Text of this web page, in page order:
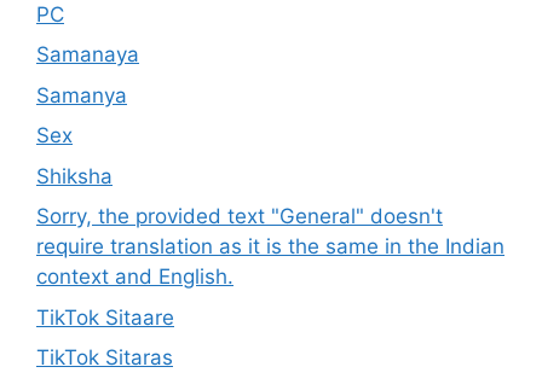
PC
Samanaya
Samanya
Sex
Shiksha
Sorry, the provided text "General" doesn't
require translation as it is the same in the Indian
context and English.
TikTok Sitaare
TikTok Sitaras